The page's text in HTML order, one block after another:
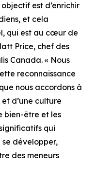
est d’enrichir
et cela
qui est au cœur de
Price, chef des
Canada. « Nous
reconnaissance
nous accordons à
d’une culture
bien-être et les
qui
développer,
des meneurs